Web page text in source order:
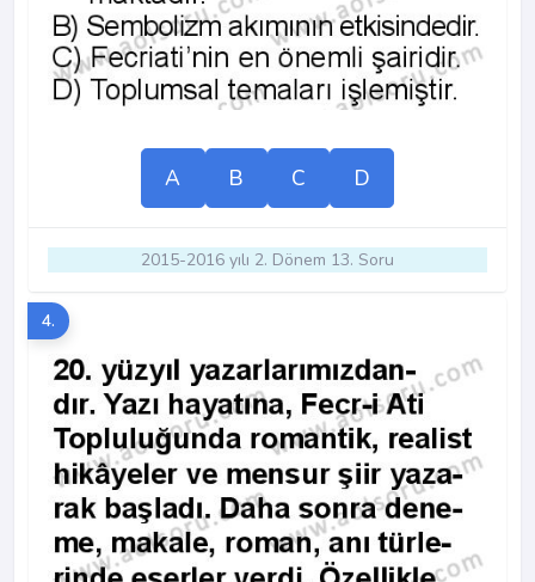
A B C D
2015-2016 yılı 2. Dönem 13. Soru
4.